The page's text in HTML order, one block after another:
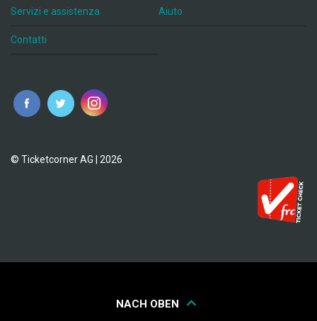
Servizi e assistenza Aiuto
Contatti
© Ticketcorner AG | 2026
NACH OBEN